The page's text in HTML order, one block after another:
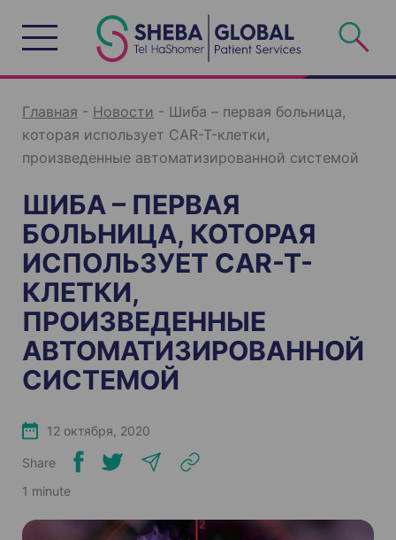
c
Главная - Новости - Шиба – первая больница,
которая использует CAR-T-клетки,
произведенные автоматизированной системой
ШИБА – ПЕРВАЯ
БОЛЬНИЦА, КОТОРАЯ
ИСПОЛЬЗУЕТ CAR-T-
КЛЕТКИ,
ПРОИЗВЕДЕННЫЕ
АВТОМАТИЗИРОВАННОЙ
СИСТЕМОЙ
12 октября, 2020
Share
1 minute